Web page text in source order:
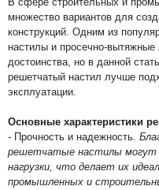
множество вариантов для
конструкций. Одним из
настилы и просечно-
достоинства, но в данной
решетчатый настил лучше
эксплуатации.
Основные характеристики
- Прочность и надежность.
решетчатые настилы могут
нагрузки, что делает их
промышленных и